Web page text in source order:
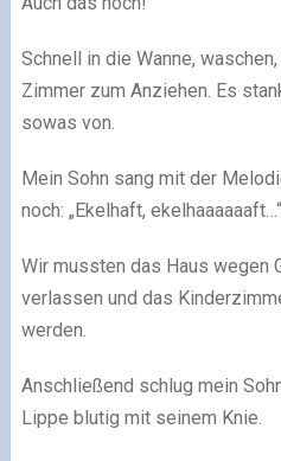
Schnell in die Wanne,
Zimmer zum Anziehen. Es
sowas von.
Mein Sohn sang mit der
noch: „Ekelhaft, ekelhaaaaaaft…“
Wir mussten das Haus wegen
verlassen und das
werden.
Anschließend schlug mein
Lippe blutig mit seinem Knie.